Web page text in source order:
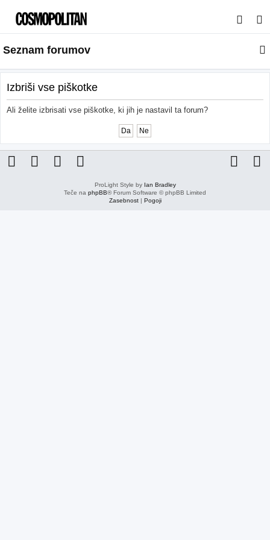
s
a
j
Seznam forumov
Izbriši vse piškotke
Ali želite izbrisati vse piškotke, ki jih je nastavil ta forum?
ProLight Style by Ian Bradley
Teče na phpBB® Forum Software © phpBB Limited
Zasebnost| Pogoji